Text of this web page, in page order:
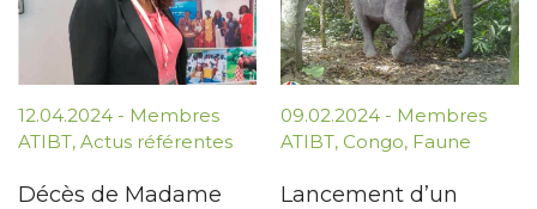
12.04.2024 - Membres
ATIBT, Actus référentes
Décès de Madame
09.02.2024 - Membres
ATIBT, Congo, Faune
Lancement d’un